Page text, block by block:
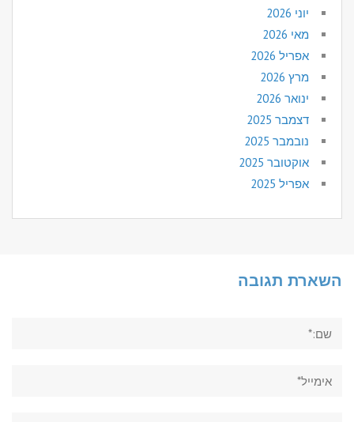
יוני 2026
מאי 2026
אפריל 2026
מרץ 2026
ינואר 2026
דצמבר 2025
נובמבר 2025
אוקטובר 2025
אפריל 2025
השארת תגובה